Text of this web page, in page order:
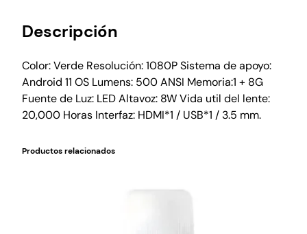
Descripción
Color: Verde Resolución: 1080P Sistema de apoyo:
Android 11 OS Lumens: 500 ANSI Memoria:1 + 8G
Fuente de Luz: LED Altavoz: 8W Vida util del lente:
20,000 Horas Interfaz: HDMI*1 / USB*1 / 3.5 mm.
Productos relacionados